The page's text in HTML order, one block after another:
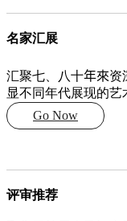
名家汇展
汇聚七、八十年來资
显不同年代展现的艺
Go Now
评审推荐